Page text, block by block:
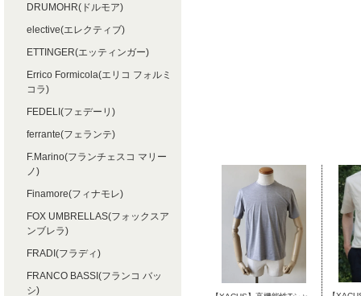
DRUMOHR(ドルモア)
elective(エレクティブ)
ETTINGER(エッティンガー)
Errico Formicola(エリコ フォルミ
コラ)
FEDELI(フェデーリ)
ferrante(フェランテ)
F.Marino(フランチェスコ マリー
ノ)
Finamore(フィナモレ)
FOX UMBRELLAS(フォックスア
ンブレラ)
FRADI(フラディ)
FRANCO BASSI(フランコ バッ
シ)